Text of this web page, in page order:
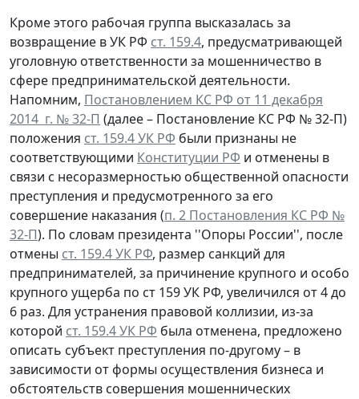
Кроме этого рабочая группа высказалась за
возвращение в УК РФ ст. 159.4, предусматривающей
уголовную ответственности за мошенничество в
сфере предпринимательской деятельности.
Напомним, Постановлением КС РФ от 11 декабря
2014 г. № 32-П (далее – Постановление КС РФ № 32-П)
положения ст. 159.4 УК РФ были признаны не
соответствующими Конституции РФ и отменены в
связи с несоразмерностью общественной опасности
преступления и предусмотренного за его
совершение наказания (п. 2 Постановления КС РФ №
32-П). По словам президента ''Опоры России'', после
отмены ст. 159.4 УК РФ, размер санкций для
предпринимателей, за причинение крупного и особо
крупного ущерба по ст 159 УК РФ, увеличился от 4 до
6 раз. Для устранения правовой коллизии, из-за
которой ст. 159.4 УК РФ была отменена, предложено
описать субъект преступления по-другому – в
зависимости от формы осуществления бизнеса и
обстоятельств совершения мошеннических